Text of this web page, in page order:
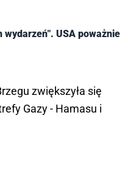
USA poważnie
zwiększyła się
Gazy - Hamasu i